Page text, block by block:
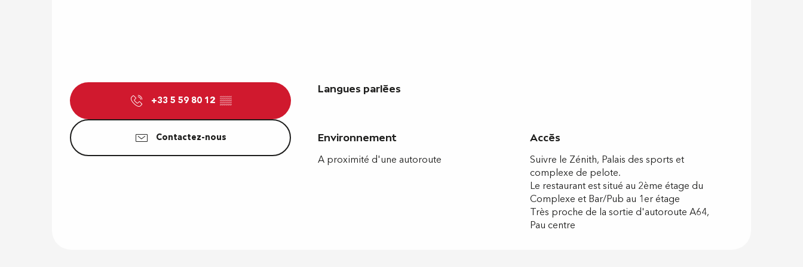
+33 5 59 80 12 ▒▒
Contactez-nous
Langues parlées
Langues parlées
Environnement
Environnement
A proximité d'une autoroute
Accès
Accès
Suivre le Zénith, Palais des sports et
complexe de pelote.
Le restaurant est situé au 2ème étage du
Complexe et Bar/Pub au 1er étage
Très proche de la sortie d'autoroute A64,
Pau centre